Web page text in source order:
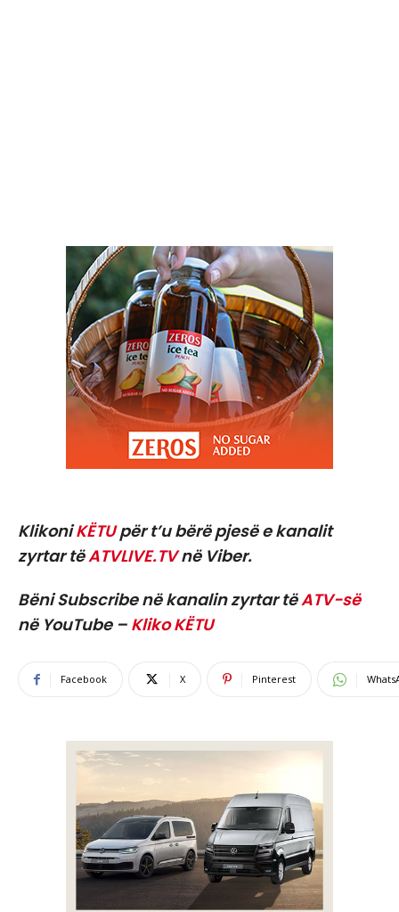
KlikoniKËTUpër t’u bërë pjesë e kanalit
zyrtar tëATVLIVE.TVnë Viber.
Bëni Subscribe në kanalin zyrtar tëATV-së
në YouTube – Kliko KËTU
Facebook X Pinterest